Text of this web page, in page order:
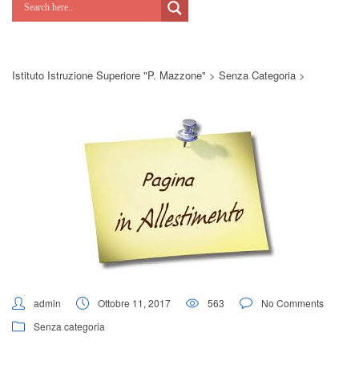
Lab Green
Potenziamoci
Istituto Istruzione Superiore "P. Mazzone" > Senza Categoria >
admin Ottobre 11, 2017 563
No Comments
Senza categoria